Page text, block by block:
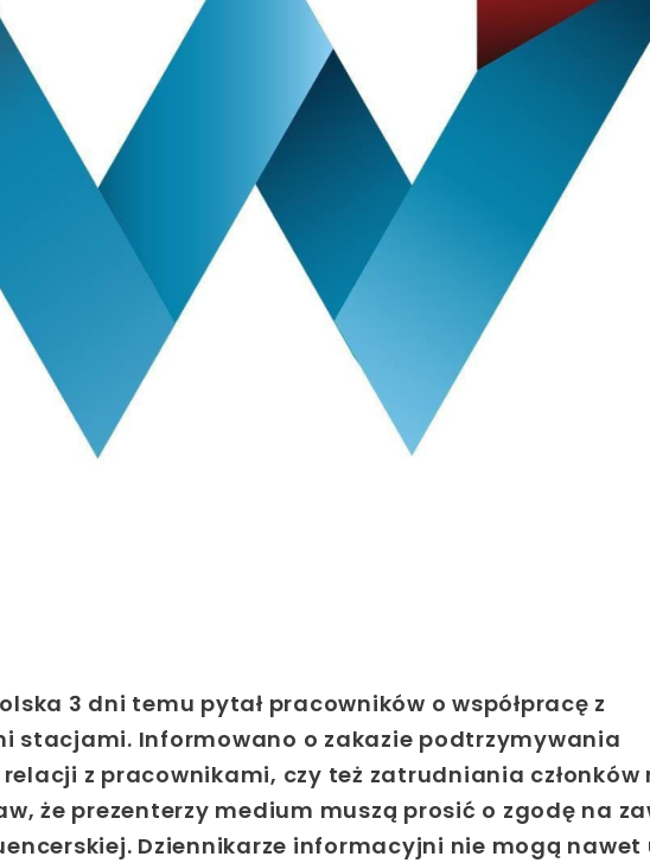
3 dni temu pytał pracowników o współpracę z
stacjami. Informowano o zakazie podtrzymywania
z pracownikami, czy też zatrudniania członków
że prezenterzy medium muszą prosić o zgodę na
Dziennikarze informacyjni nie mogą nawet